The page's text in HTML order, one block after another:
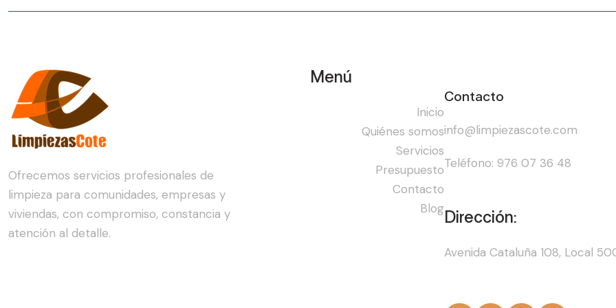
Ofrecemos servicios profesionales de
limpieza para comunidades, empresas y
viviendas, con compromiso, constancia y
atención al detalle.
Menú
Inicio
Quiénes somos
Servicios
Presupuesto
Contacto
Blog
Contacto
info@limpiezascote.com
Teléfono: 976 07 36 48
Dirección:
Avenida Cataluña 108, Local